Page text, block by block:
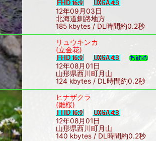
12年09月03日
北海道釧路地方
185 kbytes / DL時間約0.2秒
リュウキンカ
(立金花)
12年08月01日
山形県西川町月山
124 kbytes / DL時間約0.2秒
ヒナザクラ
(雛桜)
12年08月01日
山形県西川町月山
140 kbytes / DL時間約0.2秒